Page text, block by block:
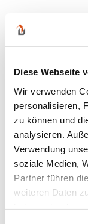
Diese Webseite
Wir verwenden
personalisieren,
zu können und
analysieren.
Verwendung
soziale Medien,
Partner führen
weiteren Daten